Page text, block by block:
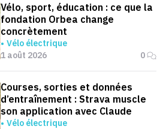
Vélo, sport, éducation : ce que la
fondation Orbea change
concrètement
Vélo électrique
1 août 2026
0
Courses, sorties et données
d’entraînement : Strava muscle
son application avec Claude
Vélo électrique